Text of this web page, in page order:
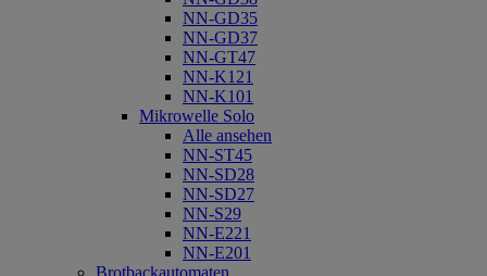
NN-GD35
NN-GD37
NN-GT47
NN-K121
NN-K101
Mikrowelle Solo
Alle ansehen
NN-ST45
NN-SD28
NN-SD27
NN-S29
NN-E221
NN-E201
Brotbackautomaten